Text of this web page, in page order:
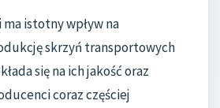
istotny wpływ na
skrzyń transportowych
się na ich jakość oraz
coraz częściej